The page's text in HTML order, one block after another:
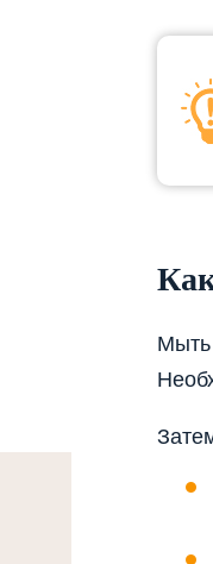
Мыть